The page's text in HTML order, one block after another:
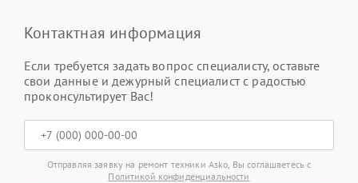
Контактная информация
Если требуется задать вопрос специалисту, оставьте
свои данные и дежурный специалист с радостью
проконсультирует Вас!
Отправляя заявку на ремонт техники Asko, Вы соглашаетесь с
Политикой конфиденциальности